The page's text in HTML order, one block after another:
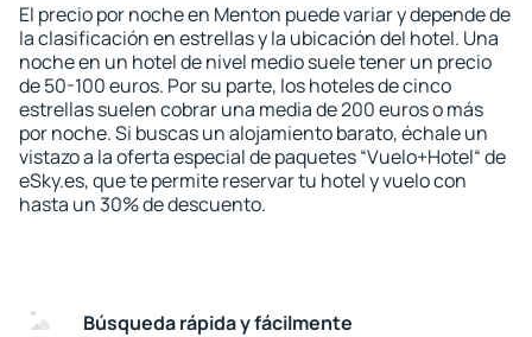
El precio por noche en Menton puede variar y depende de
la clasificación en estrellas y la ubicación del hotel. Una
noche en un hotel de nivel medio suele tener un precio
de 50-100 euros. Por su parte, los hoteles de cinco
estrellas suelen cobrar una media de 200 euros o más
por noche. Si buscas un alojamiento barato, échale un
vistazo a la oferta especial de paquetes “Vuelo+Hotel“ de
eSky.es, que te permite reservar tu hotel y vuelo con
hasta un 30% de descuento.
Búsqueda rápida y fácilmente